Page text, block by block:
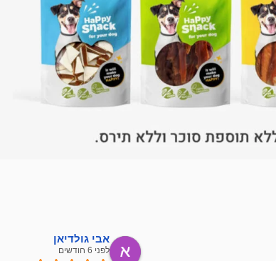
אבי גולדיאן
לפני 6 חודשים